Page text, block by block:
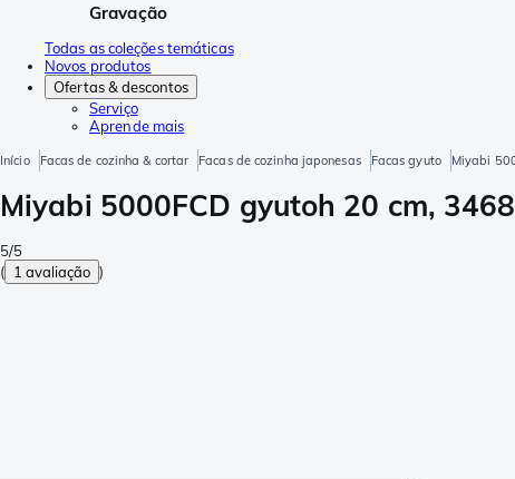
Gravação
Todas as coleções temáticas
Novos produtos
Ofertas & descontos
Serviço
Aprende mais
Início Facas de cozinha & cortar Facas de cozinha japonesas Facas gyuto Miyabi
Miyabi 5000FCD gyutoh 20 cm,
5/5
( 1 avaliação )